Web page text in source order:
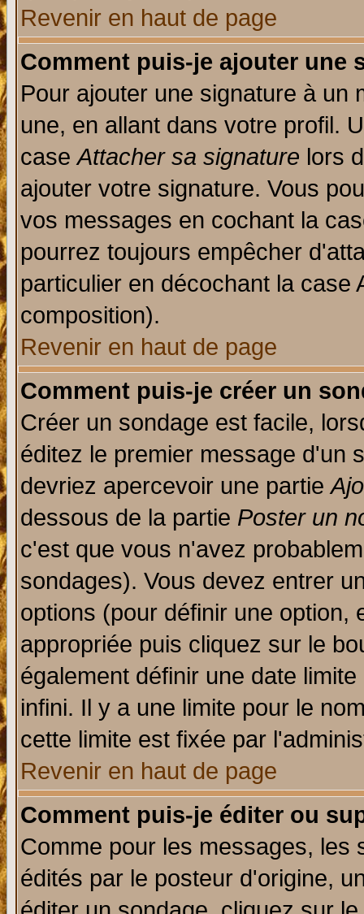
Revenir en haut de page
Comment puis-je ajouter une
Pour ajouter une signature à un
une, en allant dans votre profil.
caseAttacher sa signature lors
ajouter votre signature. Vous
vos messages en cochant la
pourrez toujours empêcher
particulier en décochant la
composition).
Revenir en haut de page
Comment puis-je créer un
Créer un sondage est facile,
éditez le premier message d'un
devriez apercevoir une partie
dessous de la partie Poster un
c'est que vous n'avez
sondages). Vous devez entrer
options (pour définir une option,
appropriée puis cliquez sur le
également définir une date
infini. Il y a une limite pour le
cette limite est fixée par
Revenir en haut de page
Comment puis-je éditer ou
Comme pour les messages, les
édités par le posteur d'origine,